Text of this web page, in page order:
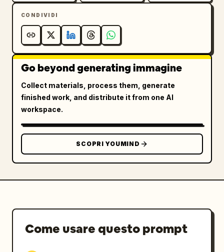
CONDIVIDI
Go beyond generating immagine
Collect materials, process them, generate
finished work, and distribute it from one AI
workspace.
SCOPRI YOUMIND
Come usare questo prompt